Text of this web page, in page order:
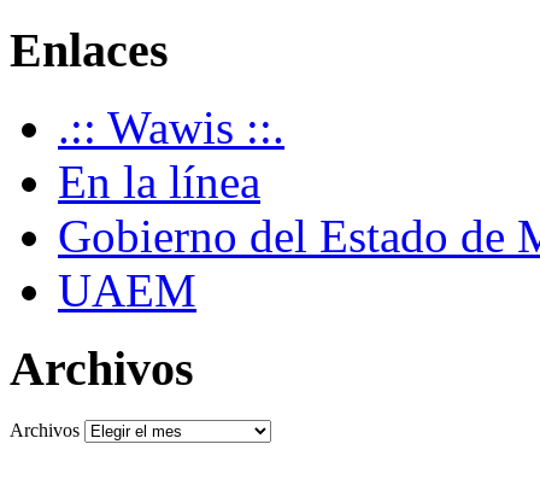
Enlaces
.:: Wawis ::.
En la línea
Gobierno del Estado de
UAEM
Archivos
Archivos